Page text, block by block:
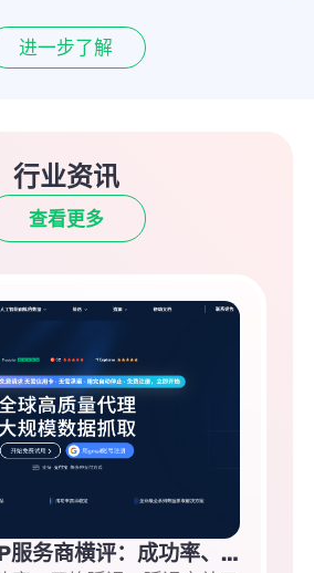
进一步了解
行业资讯
查看更多
2026 代理IP服务商横评：成功率、平均延迟、延迟方差三维对比Bright Data、Oxylabs、IPdodo等